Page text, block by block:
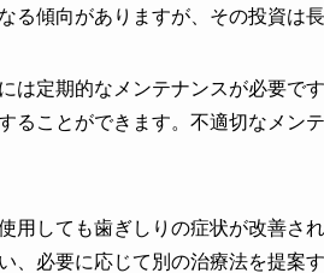
る傾向がありますが、その投資は
は定期的なメンテナンスが必要
ることができます。不適切なメン
用しても歯ぎしりの症状が改善さ
、必要に応じて別の治療法を提案